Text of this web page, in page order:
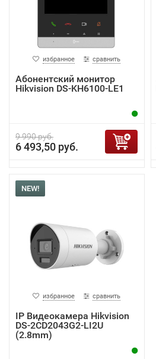
избранное сравнить
Абонентский монитор
Hikvision DS-KH6100-LE1
9 990 руб.
6 493,50 руб.
NEW!
избранное сравнить
IP Видеокамера Hikvision
DS-2CD2043G2-LI2U
(2.8mm)